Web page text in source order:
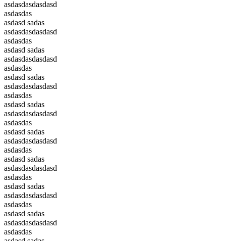
asdasdasdasdasd
asdasdas
asdasd sadas
asdasdasdasdasd
asdasdas
asdasd sadas
asdasdasdasdasd
asdasdas
asdasd sadas
asdasdasdasdasd
asdasdas
asdasd sadas
asdasdasdasdasd
asdasdas
asdasd sadas
asdasdasdasdasd
asdasdas
asdasd sadas
asdasdasdasdasd
asdasdas
asdasd sadas
asdasdasdasdasd
asdasdas
asdasd sadas
asdasdasdasdasd
asdasdas